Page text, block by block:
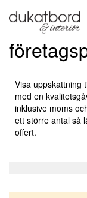
Visa uppskattning
med en
inklusive moms
ett större antal så
offert.